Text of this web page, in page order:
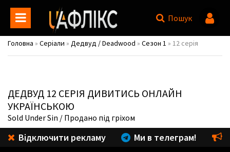
Пошук
Головна » Серіали » Дедвуд / Deadwood » Сезон 1 » 12 серія
ДЕДВУД 12 СЕРІЯ ДИВИТИСЬ ОНЛАЙН
УКРАЇНСЬКОЮ
Sold Under Sin / Продано під гріхом
Відключити рекламу Ми в телеграм!